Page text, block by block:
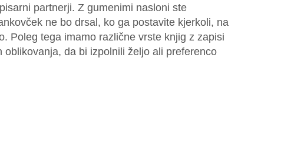
partnerji. Z gumenimi nasloni ste
ne bo drsal, ko ga postavite kjerkoli, na
Poleg tega imamo različne vrste knjig z zapisi
oblikovanja, da bi izpolnili željo ali preferenco